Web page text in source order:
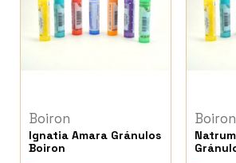
Boiron
Ignatia Amara Gránulos
Boiron
Boiron